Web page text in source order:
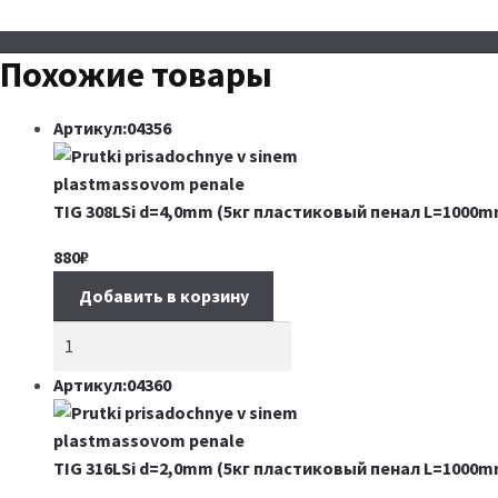
Похожие товары
Артикул:04356
TIG 308LSi d=4,0mm (5кг пластиковый пенал
880₽
Добавить в корзину
Артикул:04360
TIG 316LSi d=2,0mm (5кг пластиковый пенал